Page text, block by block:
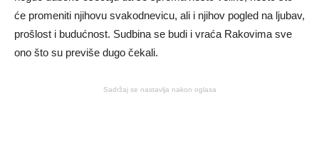
će promeniti njihovu svakodnevicu, ali i njihov pogled na ljubav,
prošlost i budućnost. Sudbina se budi i vraća Rakovima sve
ono što su previše dugo čekali.
Sadržaj se nastavlja nakon oglasa